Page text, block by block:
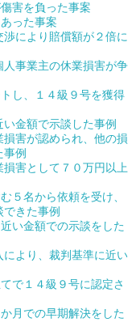
害を負った事案
った事案
渉により賠償額が２倍に
人事業主の休業損害が争
し、１４級９号を獲得
い金額で示談した事例
損害が認められ、他の損
例
損害として７０万円以上
５名から依頼を受け、
きた事例
い金額での示談をした
により、裁判基準に近い
で１４級９号に認定さ
月での早期解決をした